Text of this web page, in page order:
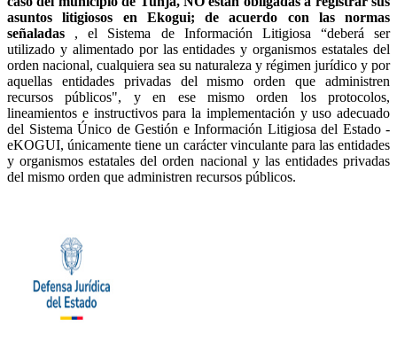
asuntos litigiosos en Ekogui; de acuerdo con las normas
señaladas , el Sistema de Información Litigiosa “deberá ser
utilizado y alimentado por las entidades y organismos estatales del
orden nacional, cualquiera sea su naturaleza y régimen jurídico y por
aquellas entidades privadas del mismo orden que administren
recursos públicos", y en ese mismo orden los protocolos,
lineamientos e instructivos para la implementación y uso adecuado
del Sistema Único de Gestión e Información Litigiosa del Estado -
eKOGUI, únicamente tiene un carácter vinculante para las entidades
y organismos estatales del orden nacional y las entidades privadas
del mismo orden que administren recursos públicos.